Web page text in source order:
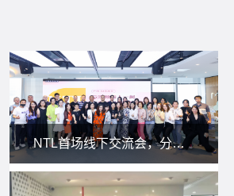
AI私域
2026-07-
当私域
NTL首场线下交流会，分享私域新玩法！